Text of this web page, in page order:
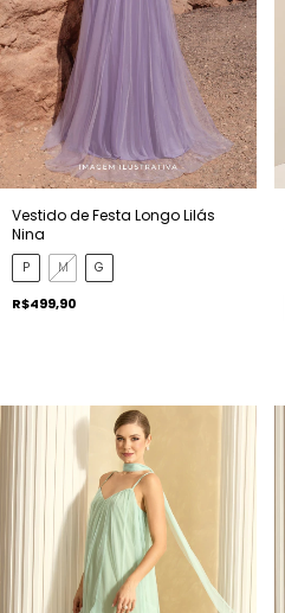
Vestido de Festa Longo Lilás
Nina
P M G
R$499,90